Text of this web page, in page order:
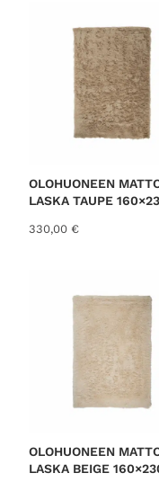
OLOHUONEEN
LASKA TAUPE
330,00 €
OLOHUONEEN
LASKA BEIGE